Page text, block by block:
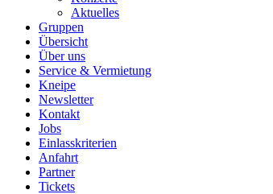
Aktuelles
Gruppen
Übersicht
Über uns
Service & Vermietung
Kneipe
Newsletter
Kontakt
Jobs
Einlasskriterien
Anfahrt
Partner
Tickets